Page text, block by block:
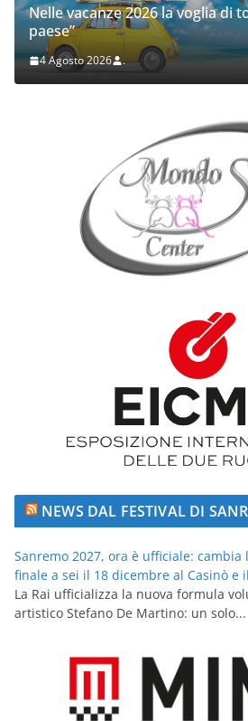
Nelle vacanze 2026 la voglia di
paese”
4 Agosto 2026 .
NEWS DAL FESTIVAL DI
Sanremo 2027, ora è ufficiale: cambia
finale a sei il 18 dicembre al Casinò e
La Rai ufficializza la nuova formula
artistico Stefano De Martino: un solo...